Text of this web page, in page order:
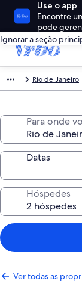
Use o app
Encontre
pode
Ignorar a seção
Rio de Janeiro
Para onde
Datas
Hóspedes
Ver todas as